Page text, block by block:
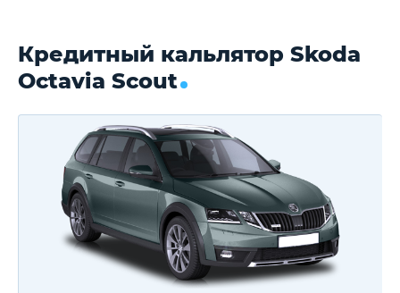
Кредитный кальлятор Skoda
Octavia Scout